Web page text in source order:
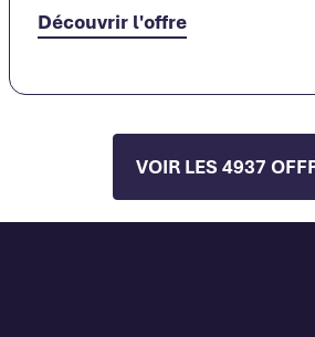
Découvrir l'offre
VOIR LES 4937